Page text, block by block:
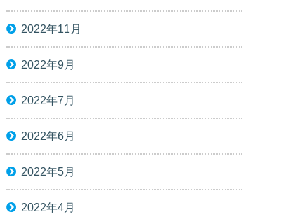
2022年11月
2022年9月
2022年7月
2022年6月
2022年5月
2022年4月